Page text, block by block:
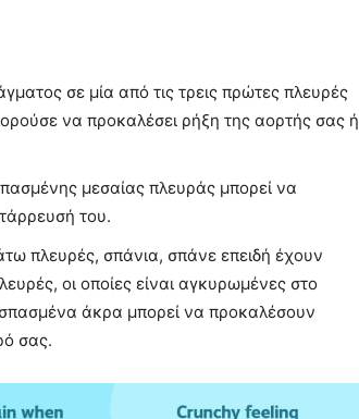
σε μία από τις τρεις πρώτες πλευρές
να προκαλέσει ρήξη της αορτής σας ή
μεσαίας πλευράς μπορεί να
του.
πλευρές, σπάνια, σπάνε επειδή έχουν
οι οποίες είναι αγκυρωμένες στο
άκρα μπορεί να προκαλέσουν
σας.